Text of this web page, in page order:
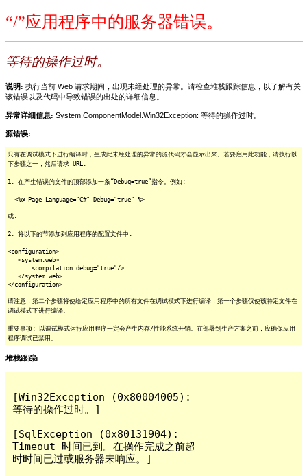
“/”应用程序中的服务器错误。
等待的操作过时。
说明: 执行当前 Web 请求期间，出现未经处理的异常。请检查堆栈跟踪信息，以了解有关
该错误以及代码中导致错误的出处的详细信息。
异常详细信息: System.ComponentModel.Win32Exception: 等待的操作过时。
源错误:
只有在调试模式下进行编译时，生成此未经处理的异常的源代码才会显示出来。若要启用此功能，请执行以
下步骤之一，然后请求 URL:
1. 在产生错误的文件的顶部添加一条“Debug=true”指令。例如:
<%@ Page Language="C#" Debug="true" %>
或:
2. 将以下的节添加到应用程序的配置文件中:
<configuration>
<system.web>
<compilation debug="true"/>
</system.web>
</configuration>
请注意，第二个步骤将使给定应用程序中的所有文件在调试模式下进行编译；第一个步骤仅使该特定文件在
调试模式下进行编译。
重要事项: 以调试模式运行应用程序一定会产生内存/性能系统开销。在部署到生产方案之前，应确保应用
程序调试已禁用。
堆栈跟踪:
[Win32Exception (0x80004005):
等待的操作过时。]
[SqlException (0x80131904):
Timeout 时间已到。在操作完成之前超
时时间已过或服务器未响应。]